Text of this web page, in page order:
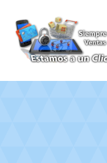
Ir
a
la
navegación
Ir
al
contenido
Inicio